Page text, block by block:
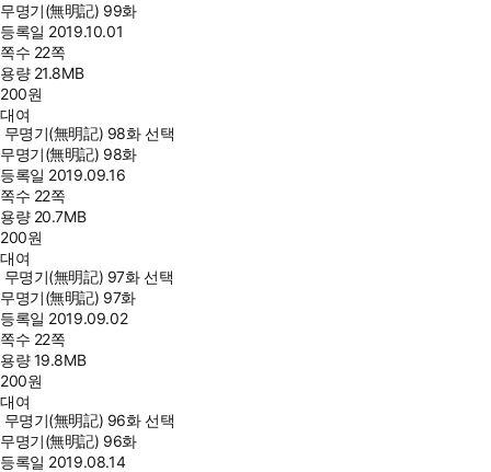
무명기(無明記) 99화
등록일 2019.10.01
쪽수 22쪽
용량 21.8MB
200원
대여
무명기(無明記) 98화 선택
무명기(無明記) 98화
등록일 2019.09.16
쪽수 22쪽
용량 20.7MB
200원
대여
무명기(無明記) 97화 선택
무명기(無明記) 97화
등록일 2019.09.02
쪽수 22쪽
용량19.8MB
200원
대여
무명기(無明記) 96화 선택
무명기(無明記) 96화
등록일 2019.08.14